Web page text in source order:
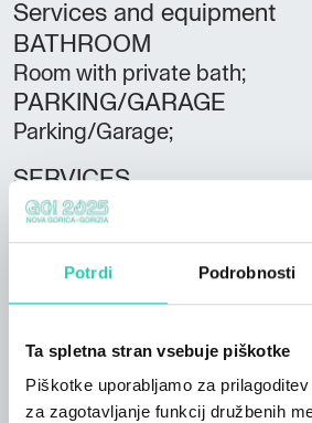
Potrdi Podrobnosti
Ta spletna stran vsebuje piškotke
Piškotke uporabljamo za
za zagotavljanje funkcij družbenih
Services and equipment
BATHROOM
Room with private bath;
PARKING/GARAGE
Parking/Garage;
SERVICES
Pets allowed; Private Garden;
Italian; English; Spanish;
Bathrooms